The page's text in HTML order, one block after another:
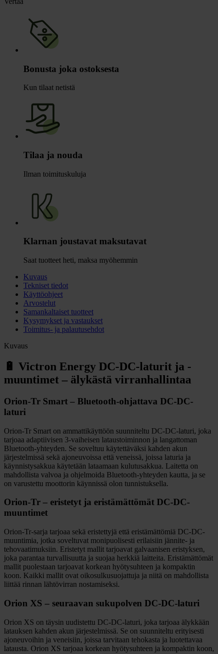
Bonusta joka ostoksesta
Kun tilaat netistä
Tilaa ja nouda
Ilman toimituskuluja
Klarnan joustavat maksutavat
Saat tuotteet heti, maksa myöhemmin
Kuvaus
Tekniset tiedot
Käyttöohjeet
Arvostelut
Samankaltaiset tuotteet
Kysymykset ja vastaukset
Toimitus- ja palautusehdot
Kuvaus
🔋 Victron Energy DC-DC-laturit ja -
muuntimet – älykästä virranhallintaa
Orion-Tr Smart – Bluetooth-ohjattava DC-DC-
laturi
Orion-Tr Smart on ammattikäyttöön suunniteltu DC-DC-laturi, joka
tarjoaa adaptiivisen 3-vaiheisen lataustoiminnon ja langattoman
Bluetooth-yhteyden. Se soveltuu käytettäväksi kahden akun
järjestelmissä sekä ajoneuvoissa että veneissä, joissa laturia ja
käynnistysakkua käytetään lataamaan kulutusakkua. Laitetta on
mahdollista valvoa ja ohjelmoida Bluetooth-yhteyden kautta, ja se
on varustettu moottorin käynnissä olon tunnistuksella.
Orion-Tr – eristetyt ja eristämättömät DC-DC-
muuntimet
Orion-Tr-sarja tarjoaa sekä eristettyjä että eristämättömiä DC-DC-
muuntimia, jotka soveltuvat monipuolisesti erilaisiin jännite- ja
tehovaatimuksiin. Eristetyt mallit tarjoavat galvaanisen eristyksen,
joka parantaa turvallisuutta ja suojaa herkkiä laitteita. Eristämättömät
mallit puolestaan tarjoavat korkean hyötysuhteen ja kompaktin
koon. Kaikki mallit ovat oikosulkusuojattuja ja niitä on mahdollista
liittää rinnan lähtövirran nostamiseksi.
Orion XS – seuraavan sukupolven DC-DC-laturi
Orion XS on täysin uudistettu DC-DC-laturi, joka tarjoaa älykkään
latauksen kahden akun järjestelmissä. Se on suunniteltu erityisesti
ajoneuvoihin ja veneisiin, joissa tarvitaan tehokasta ja luotettavaa
latausta. Orion XS tarjoaa korkean hyötysuhteen ja kompaktin koon,